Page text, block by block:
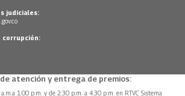
judiciales:
corrupción:
atención y entrega de premios:
1:00 p.m. y de 2:30 p.m. a 4:30 p.m. en RTVC Sistema